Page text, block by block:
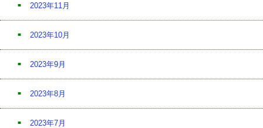
2023年11月
2023年10月
2023年9月
2023年8月
2023年7月